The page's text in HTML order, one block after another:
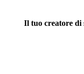
Il tuo creatore di